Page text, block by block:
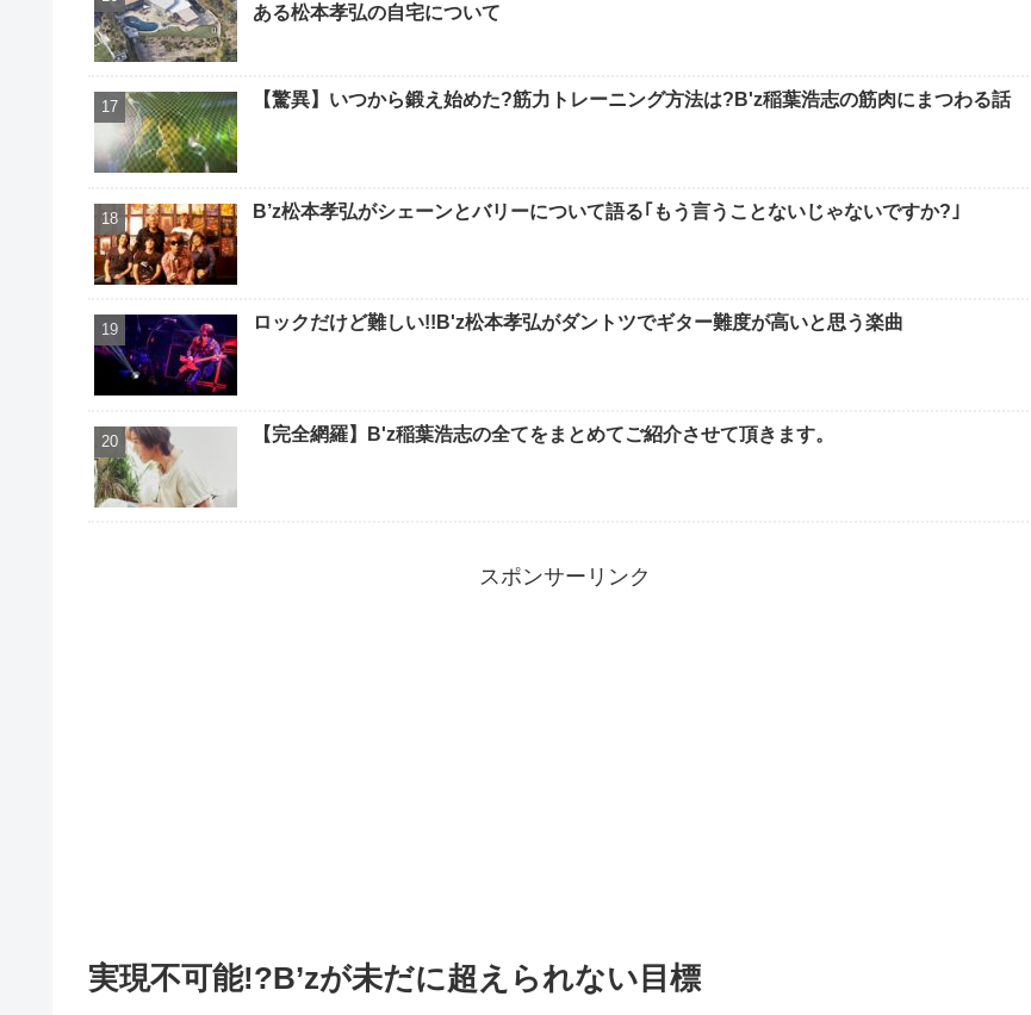
ある松本孝弘の自宅について
【驚異】いつから鍛え始めた?筋力トレーニング方法は?B'z稲葉浩志の筋肉にまつわる話
B’z松本孝弘がシェーンとバリーについて語る｢もう言うことないじゃないですか?｣
ロックだけど難しい!!B'z松本孝弘がダントツでギター難度が高いと思う楽曲
【完全網羅】B'z稲葉浩志の全てをまとめてご紹介させて頂きます。
スポンサーリンク
実現不可能!?B’zが未だに超えられない目標